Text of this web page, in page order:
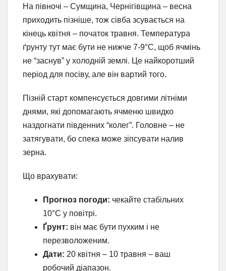
На півночі – Сумщина, Чернігівщина – весна
приходить пізніше, тож сівба зсувається на
кінець квітня – початок травня. Температура
ґрунту тут має бути не нижче 7-9°C, щоб ячмінь
не “заснув” у холодній землі. Це найкоротший
період для посіву, але він вартий того.
Пізній старт компенсується довгими літніми
днями, які допомагають ячменю швидко
наздогнати південних “колег”. Головне – не
затягувати, бо спека може зіпсувати налив
зерна.
Що врахувати:
Прогноз погоди: чекайте стабільних
10°C у повітрі.
Ґрунт: він має бути пухким і не
перезволоженим.
Дати: 20 квітня – 10 травня – ваш
робочий діапазон.